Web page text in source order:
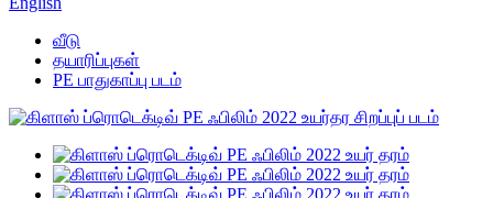
வீடு
தயாரிப்புகள்
PE பாதுகாப்பு படம்